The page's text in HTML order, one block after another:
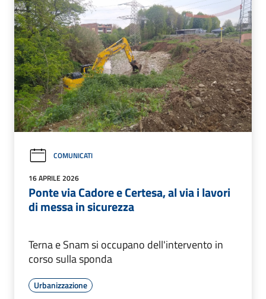
COMUNICATI
16 APRILE 2026
Ponte via Cadore e Certesa, al via i lavori
di messa in sicurezza
Terna e Snam si occupano dell'intervento in
corso sulla sponda
Urbanizzazione